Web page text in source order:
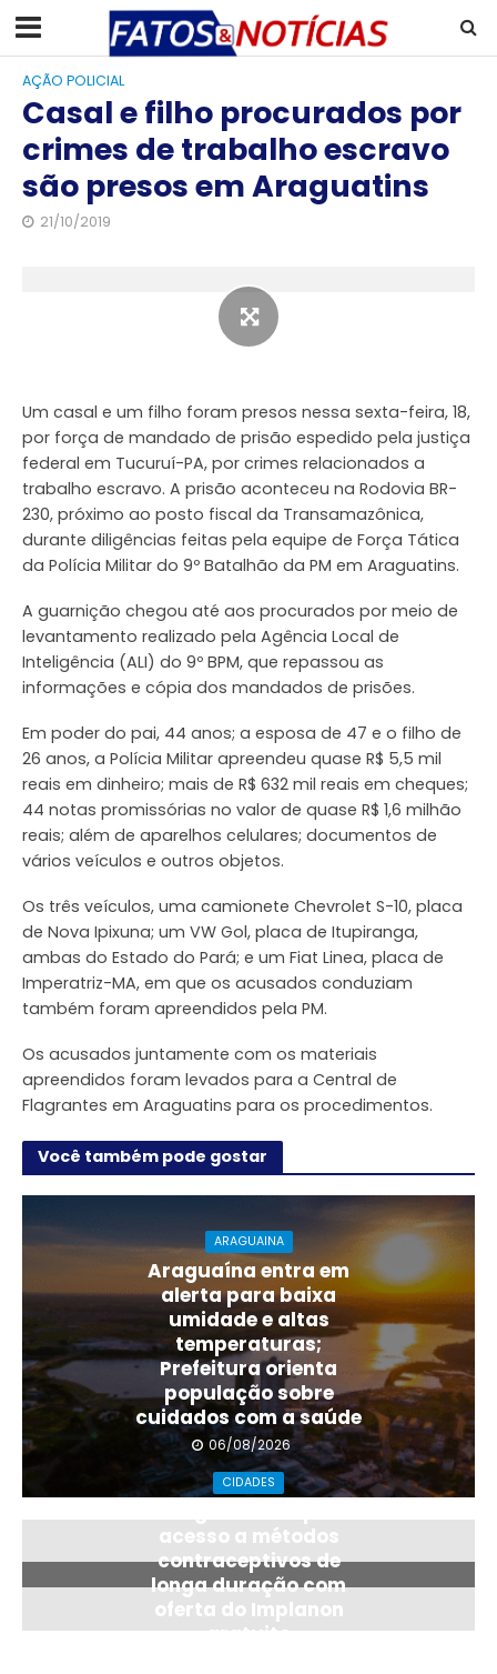
AÇÃO POLICIAL
Casal e filho procurados por
crimes de trabalho escravo
são presos em Araguatins
21/10/2019
Um casal e um filho foram presos nessa sexta-feira, 18,
por força de mandado de prisão espedido pela justiça
federal em Tucuruí-PA, por crimes relacionados a
trabalho escravo. A prisão aconteceu na Rodovia BR-
230, próximo ao posto fiscal da Transamazônica,
durante diligências feitas pela equipe de Força Tática
da Polícia Militar do 9º Batalhão da PM em Araguatins.
A guarnição chegou até aos procurados por meio de
levantamento realizado pela Agência Local de
Inteligência (ALI) do 9º BPM, que repassou as
informações e cópia dos mandados de prisões.
Em poder do pai, 44 anos; a esposa de 47 e o filho de
26 anos, a Polícia Militar apreendeu quase R$ 5,5 mil
reais em dinheiro; mais de R$ 632 mil reais em cheques;
44 notas promissórias no valor de quase R$ 1,6 milhão
reais; além de aparelhos celulares; documentos de
vários veículos e outros objetos.
Os três veículos, uma camionete Chevrolet S-10, placa
de Nova Ipixuna; um VW Gol, placa de Itupiranga,
ambas do Estado do Pará; e um Fiat Linea, placa de
Imperatriz-MA, em que os acusados conduziam
também foram apreendidos pela PM.
Os acusados juntamente com os materiais
apreendidos foram levados para a Central de
Flagrantes em Araguatins para os procedimentos.
Você também pode gostar
ARAGUAINA
Araguaína entra em
alerta para baixa
umidade e altas
temperaturas;
Prefeitura orienta
população sobre
cuidados com a saúde
06/08/2026
CIDADES
acesso a métodos
contraceptivos de
longa duração com
oferta do Implanon
gratuito